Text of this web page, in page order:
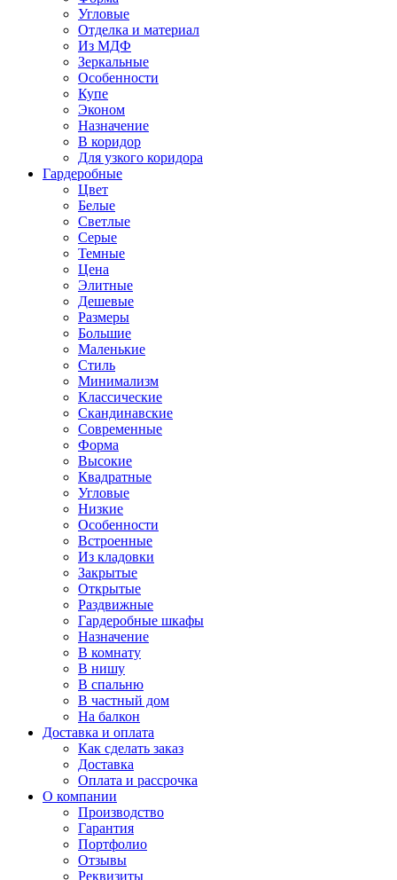
Угловые
Отделка и материал
Из МДФ
Зеркальные
Особенности
Купе
Эконом
Назначение
В коридор
Для узкого коридора
Гардеробные
Цвет
Белые
Светлые
Серые
Темные
Цена
Элитные
Дешевые
Размеры
Большие
Маленькие
Стиль
Минимализм
Классические
Скандинавские
Современные
Форма
Высокие
Квадратные
Угловые
Низкие
Особенности
Встроенные
Из кладовки
Закрытые
Открытые
Раздвижные
Гардеробные шкафы
Назначение
В комнату
В нишу
В спальню
В частный дом
На балкон
Доставка и оплата
Как сделать заказ
Доставка
Оплата и рассрочка
О компании
Производство
Гарантия
Портфолио
Отзывы
Реквизиты